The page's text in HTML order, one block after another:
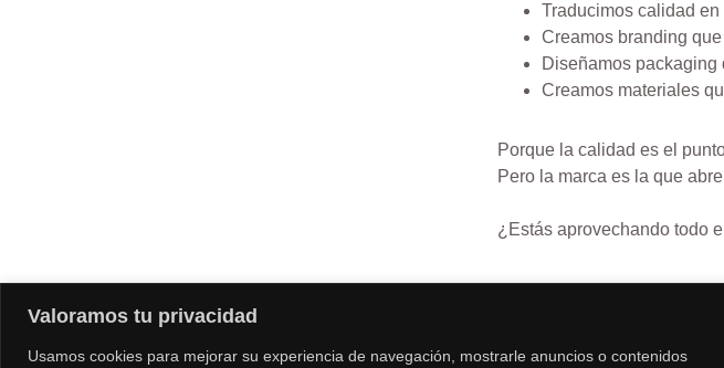
Valoramos tu privacidad
Usamos cookies para mejorar su experiencia de navegación, mostrarle anuncios o contenidos
Traducimos calidad
Creamos branding
Diseñamos packaging
Creamos materiales
Porque la calidad es el
Pero la marca es la que
¿Estás aprovechando todo